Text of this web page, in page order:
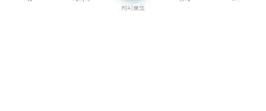
캐시로또